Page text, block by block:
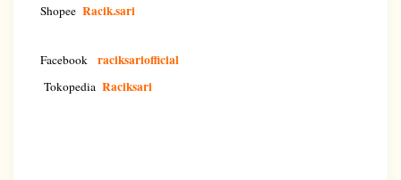
Shopee Racik.sari
Facebook raciksariofficial
Tokopedia Raciksari